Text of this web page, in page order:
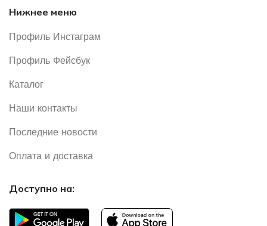
Нижнее меню
Профиль Инстаграм
Профиль Фейсбук
Каталог
Наши контакты
Последние новости
Оплата и доставка
Доступно на: